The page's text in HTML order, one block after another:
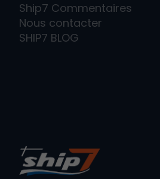
Ship7 Commentaires
Nous contacter
SHIP7 BLOG